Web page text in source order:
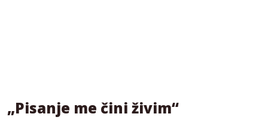
„Pisanje me čini živim“